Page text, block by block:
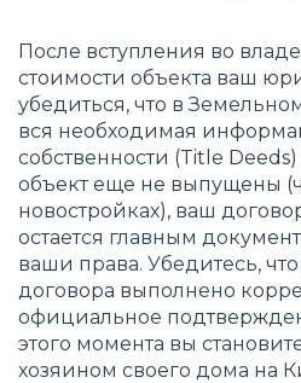
После вступления во
стоимости объекта ваш
убедиться, что в
вся необходимая
собственности (Title
объект еще не выпущены
новостройках), ваш
остается главным
ваши права. Убедитесь,
договора выполнено
официальное
этого момента вы
хозяином своего дома на